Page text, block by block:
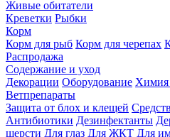
Живые обитатели
Креветки Рыбки
Корм
Корм для рыб Корм для черепах
Распродажа
Содержание и уход
Декорации Оборудование Химия
Ветпрепараты
Защита от блох и клещей
Антибиотики Дезинфектанты
шерсти Для глаз Для ЖКТ Для